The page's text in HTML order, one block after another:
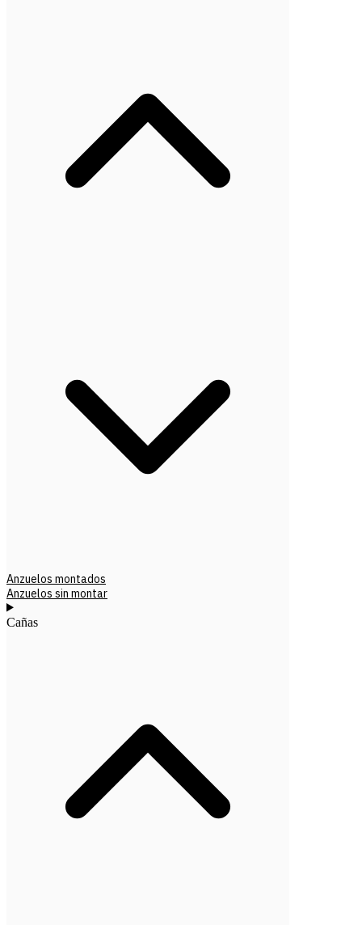
Anzuelos montados
Anzuelos sin montar
Cañas